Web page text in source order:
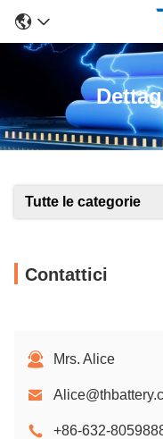
Tutte le categorie
Contattici
Mrs. Alice
+86-632-